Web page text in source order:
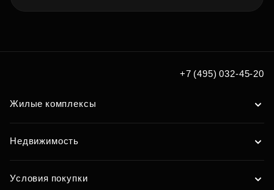
+7 (495) 032-45-20
Жилые комплексы
Недвижимость
Условия покупки